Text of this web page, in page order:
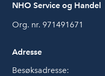
NHO Service og Handel
Org. nr. 971491671
Adresse
Besøksadresse: